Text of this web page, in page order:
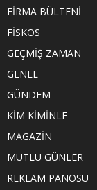
FİRMA BÜLTENİ
FİSKOS
GEÇMİŞ ZAMAN
GENEL
GÜNDEM
KİM KİMİNLE
MAGAZİN
MUTLU GÜNLER
REKLAM PANOSU